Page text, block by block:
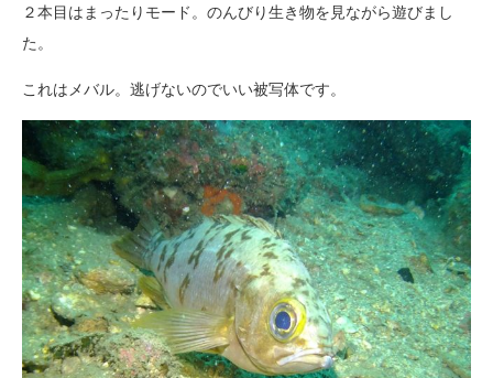
２本目はまったりモード。のんびり生き物を見ながら遊びまし
た。
これはメバル。逃げないのでいい被写体です。